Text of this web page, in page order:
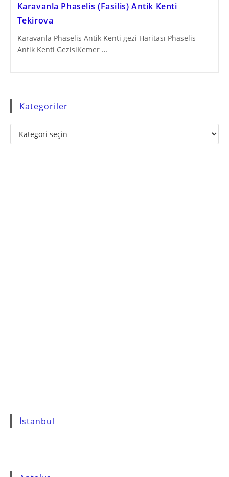
Karavanla Phaselis (Fasilis) Antik Kenti
Tekirova
Karavanla Phaselis Antik Kenti gezi Haritası Phaselis
Antik Kenti GezisiKemer …
Kategoriler
Kategoriler
İstanbul